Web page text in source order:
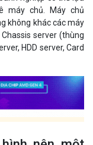
máy chủ. Máy chủ
không khác các máy
server (thùng
HDD server, Card